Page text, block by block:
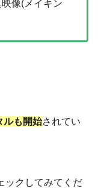
像(メイキン
ルも開始されてい
ックしてみてくだ